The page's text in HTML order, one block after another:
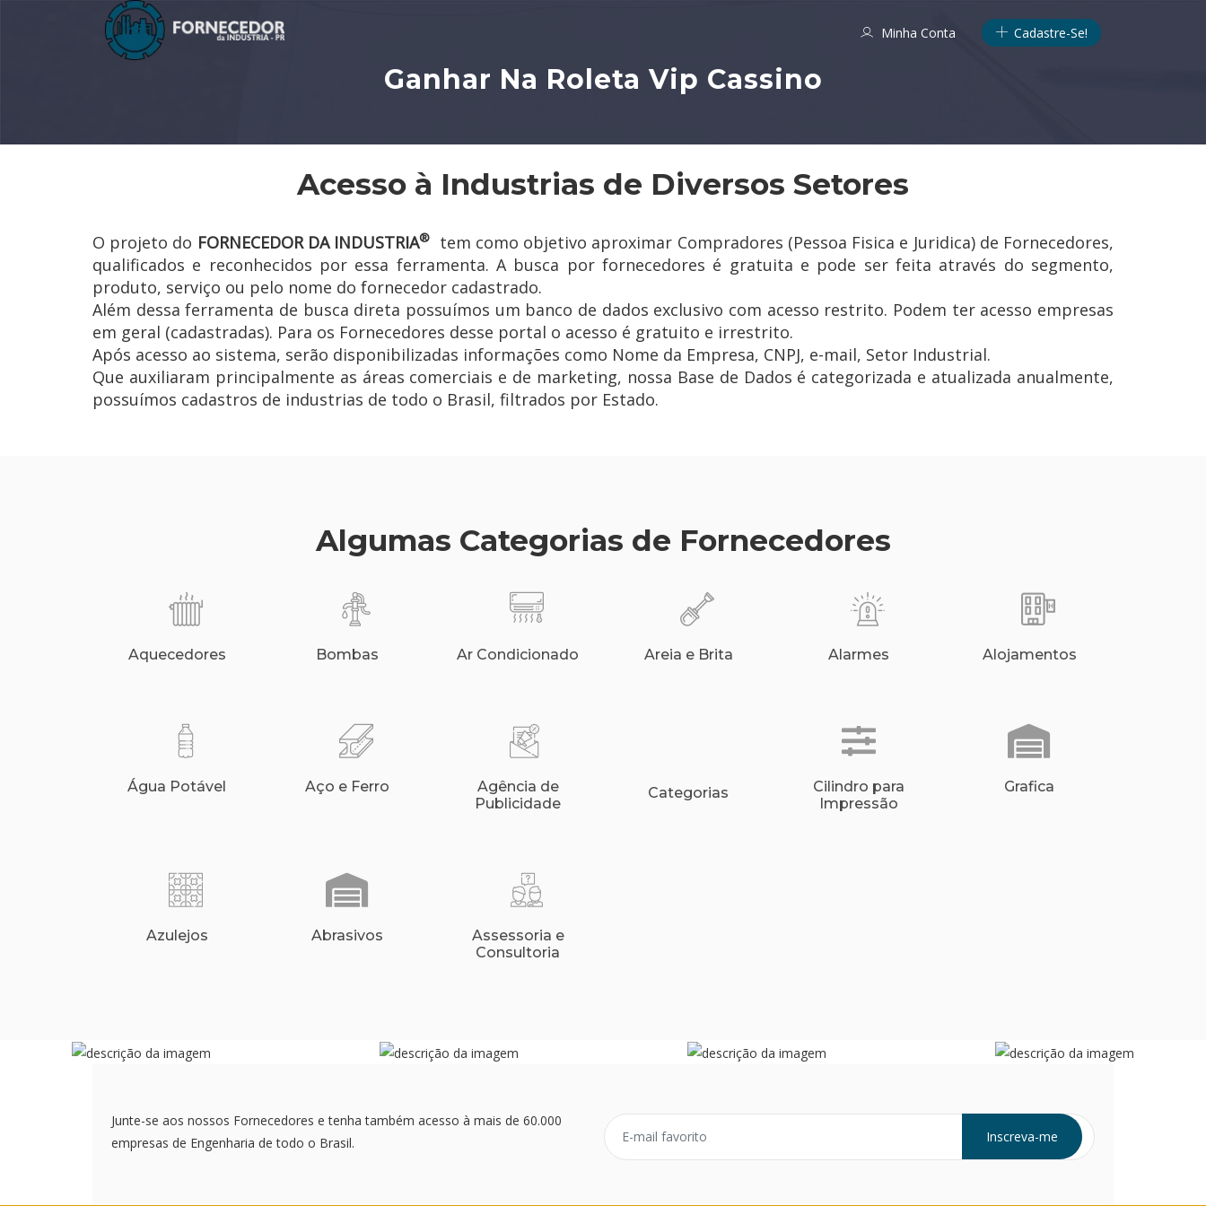
Minha Conta Cadastre-Se!
Ganhar Na Roleta Vip Cassino
Acesso à Industrias de Diversos Setores
O projeto do FORNECEDOR DA INDUSTRIA®
tem como objetivo aproximar Compradores (Pessoa Fisica e Juridica) de Fornecedores,
qualificados e reconhecidos por essa ferramenta. A busca por fornecedores é gratuita e pode ser feita através do segmento,
produto, serviço ou pelo nome do fornecedor cadastrado.
Além dessa ferramenta de busca direta possuímos um banco de dados exclusivo com acesso restrito. Podem ter acesso empresas
em geral (cadastradas). Para os Fornecedores desse portal o acesso é gratuito e irrestrito.
Após acesso ao sistema, serão disponibilizadas informações como Nome da Empresa, CNPJ, e-mail, Setor Industrial.
Que auxiliaram principalmente as áreas comerciais e de marketing, nossa Base de Dados é categorizada e atualizada anualmente,
possuímos cadastros de industrias de todo o Brasil, filtrados por Estado.
Algumas Categorias de Fornecedores
Aquecedores Bombas Ar Condicionado Areia e Brita Alarmes Alojamentos
Água Potável Aço e Ferro
Agência de
Publicidade
Categorias
Cilindro para
Impressão
Grafica
Azulejos Abrasivos
Assessoria e
Consultoria
Junte-se aos nossos Fornecedores e tenha também acesso à mais de 60.000
empresas de Engenharia de todo o Brasil.
Inscreva-me